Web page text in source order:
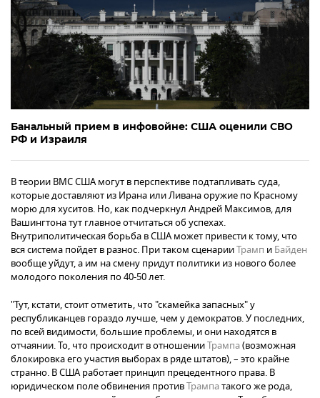
Банальный прием в инфовойне: США оценили СВО
РФ и Израиля
В теории ВМС США могут в перспективе подтапливать суда,
которые доставляют из Ирана или Ливана оружие по Красному
морю для хуситов. Но, как подчеркнул Андрей Максимов, для
Вашингтона тут главное отчитаться об успехах.
Внутриполитическая борьба в США может привести к тому, что
вся система пойдет в разнос. При таком сценарииТрамп и Байден
вообще уйдут, а им на смену придут политики из нового более
молодого поколения по 40-50 лет.
"Тут, кстати, стоит отметить, что "скамейка запасных" у
республиканцев гораздо лучше, чем у демократов. У последних,
по всей видимости, большие проблемы, и они находятся в
отчаянии. То, что происходит в отношенииТрампа(возможная
блокировка его участия выборах в ряде штатов), – это крайне
странно. В США работает принцип прецедентного права. В
юридическом поле обвинения противТрампатакого же рода,